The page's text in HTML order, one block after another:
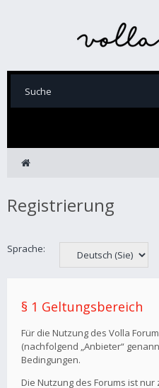
Registrierung
Sprache:
§ 1 Geltungsbereich
Für die Nutzung des Volla
(nachfolgend „Anbieter“
Bedingungen.
Die Nutzung des Forums ist